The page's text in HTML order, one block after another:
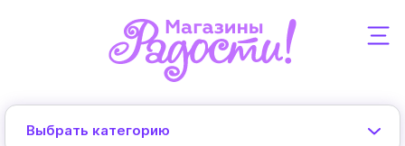
Выбрать категорию